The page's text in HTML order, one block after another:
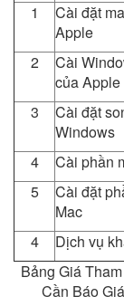
1
Cài đặt
Apple
2
Cài
của Apple
3
Cài đặt
Windows
4 Cài phần
5
Cài đặt
Mac
4 Dịch vụ
Bảng Giá
Cần Báo